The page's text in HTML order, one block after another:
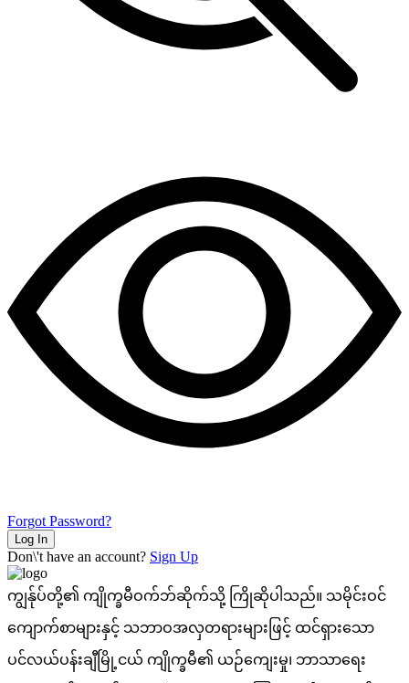
Forgot Password?
Log In
Don\'t have an account? Sign Up
ကျွန်ုပ်တို့၏ ကျိုက္ခမီဝက်ဘ်ဆိုက်သို့ ကြိုဆိုပါသည်။ သမိုင်းဝင်
ကျောက်စာများနှင့် သဘာဝအလှတရားများဖြင့် ထင်ရှားသော
ပင်လယ်ပန်းချီမြို့ငယ် ကျိုက္ခမီ၏ ယဉ်ကျေးမှု၊ ဘာသာရေး